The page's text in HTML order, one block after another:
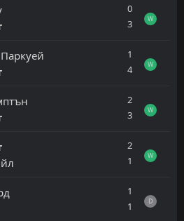
0
3
W
1
4
W
2
3
W
2
1
W
1
1
D